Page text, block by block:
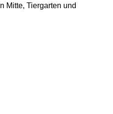
Mitte, Tiergarten und